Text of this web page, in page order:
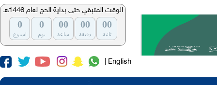
| English
الوقت المتبقي حتى بداية الحج لعام 1446هـ
0
اسبوع
0
يوم
00
ساعة
00
دقيقة
00
ثانية